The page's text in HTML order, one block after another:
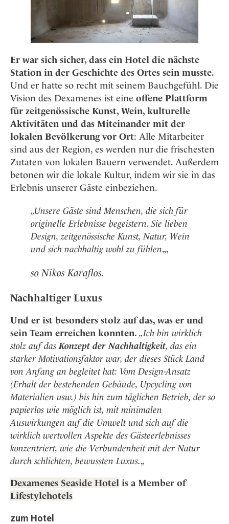
Er war sich sicher, dass ein Hotel die nächste
Station in der Geschichte des Ortes sein musste.
Und er hatte so recht mit seinem Bauchgefühl. Die
Vision des Dexamenes ist eine offene Plattform
für zeitgenössische Kunst, Wein, kulturelle
Aktivitäten und das Miteinander mit der
lokalen Bevölkerung vor Ort: Alle Mitarbeiter
sind aus der Region, es werden nur die frischesten
Zutaten von lokalen Bauern verwendet. Außerdem
betonen wir die lokale Kultur, indem wir sie in das
Erlebnis unserer Gäste einbeziehen.
„Unsere Gäste sind Menschen, die sich für
originelle Erlebnisse begeistern. Sie lieben
Design, zeitgenössische Kunst, Natur, Wein
und sich nachhaltig wohl zu fühlen„,
so Nikos Karaflos.
Nachhaltiger Luxus
Und er ist besonders stolz auf das, was er und
sein Team erreichen konnten. „Ich bin wirklich
stolz auf das Konzept der Nachhaltigkeit, das ein
starker Motivationsfaktor war, der dieses Stück Land
von Anfang an begleitet hat: Vom Design-Ansatz
(Erhalt der bestehenden Gebäude, Upcycling von
Materialien usw.) bis hin zum täglichen Betrieb, der so
papierlos wie möglich ist, mit minimalen
Auswirkungen auf die Umwelt und sich auf die
wirklich wertvollen Aspekte des Gästeerlebnisses
konzentriert, wie die Verbundenheit mit der Natur
durch schlichten, bewussten Luxus.„
Dexamenes Seaside Hotel is a Member of
Lifestylehotels
zum Hotel